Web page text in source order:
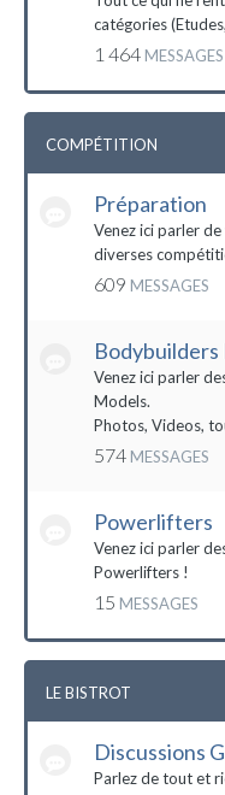
catégories
1 464 MESSAGES
COMPÉTITION
Préparation
Venez ici parler
diverses
609 MESSAGES
Bodybuilders
Venez ici parler
Models.
Photos, Videos,
574 MESSAGES
Powerlifters
Venez ici parler
Powerlifters !
15 MESSAGES
LE BISTROT
Discussions
Parlez de tout et